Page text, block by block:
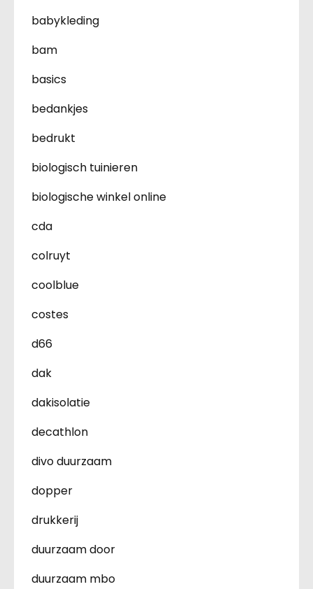
babykleding
bam
basics
bedankjes
bedrukt
biologisch tuinieren
biologische winkel online
cda
colruyt
coolblue
costes
d66
dak
dakisolatie
decathlon
divo duurzaam
dopper
drukkerij
duurzaam door
duurzaam mbo